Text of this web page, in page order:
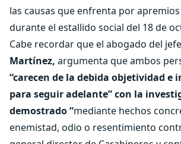
las causas que enfrenta por
durante el estallido social del 18 de
Cabe recordar que el abogado del
Martínez, argumenta que ambos
“carecen de la debida objetividad e
para seguir adelante” con la
demostrado “mediante hechos
enemistad, odio o resentimiento